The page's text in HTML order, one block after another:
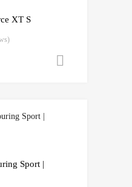
XT S
Sport |